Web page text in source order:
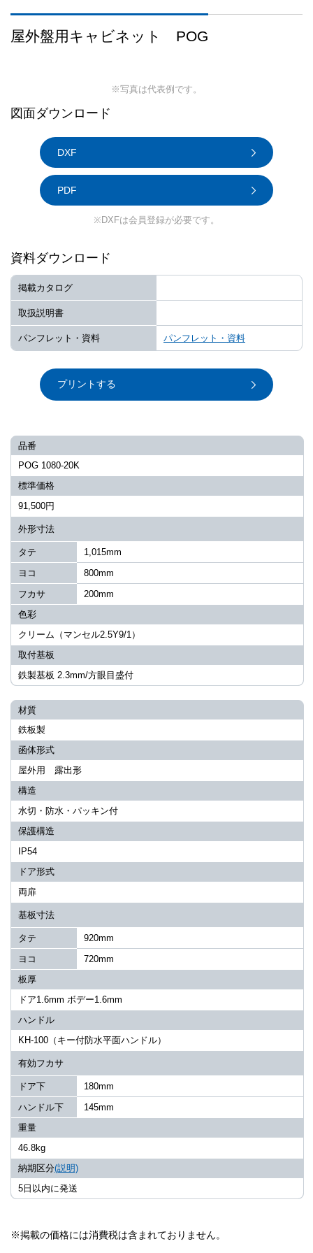
屋外盤用キャビネット POG
※写真は代表例です。
品番
POG 1080-20K
標準価格
91,500円
外形寸法
タテ
1,015mm
ヨコ
800mm
フカサ
200mm
色彩
クリーム（マンセル2.5Y9/1）
取付基板
鉄製基板 2.3mm/方眼目盛付
図面ダウンロード
DXF
PDF
※DXFは会員登録が必要です。
資料ダウンロード
掲載カタログ
取扱説明書
パンフレット・資料 パンフレット・資料
プリントする
材質
鉄板製
函体形式
屋外用 露出形
構造
水切・防水・パッキン付
保護構造
IP54
ドア形式
両扉
基板寸法
タテ
920mm
ヨコ
720mm
板厚
ドア1.6mm ボデー1.6mm
ハンドル
KH-100（キー付防水平面ハンドル）
有効フカサ
ドア下
180mm
ハンドル下
145mm
重量
46.8kg
納期区分(説明)
5日以内に発送
※掲載の価格には消費税は含まれておりません。